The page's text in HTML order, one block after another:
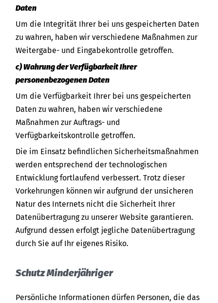
Daten
Um die Integrität Ihrer bei uns gespeicherten Daten
zu wahren, haben wir verschiedene Maßnahmen zur
Weitergabe- und Eingabekontrolle getroffen.
c) Wahrung der Verfügbarkeit Ihrer
personenbezogenen Daten
Um die Verfügbarkeit Ihrer bei uns gespeicherten
Daten zu wahren, haben wir verschiedene
Maßnahmen zur Auftrags- und
Verfügbarkeitskontrolle getroffen.
Die im Einsatz befindlichen Sicherheitsmaßnahmen
werden entsprechend der technologischen
Entwicklung fortlaufend verbessert. Trotz dieser
Vorkehrungen können wir aufgrund der unsicheren
Natur des Internets nicht die Sicherheit Ihrer
Datenübertragung zu unserer Website garantieren.
Aufgrund dessen erfolgt jegliche Datenübertragung
durch Sie auf Ihr eigenes Risiko.
Schutz Minderjähriger
Persönliche Informationen dürfen Personen, die das